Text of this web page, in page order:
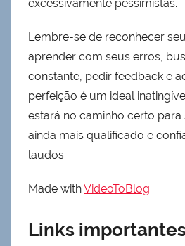
excessivamente pessimistas.
Lembre-se de reconhecer
aprender com seus erros,
constante, pedir feedback e
perfeição é um ideal
estará no caminho certo
ainda mais qualificado e
laudos.
Made withVideoToBlog
Links